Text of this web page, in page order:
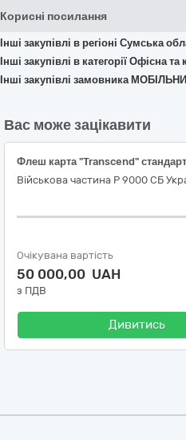
Корисні посилання
Інші закупівлі в регіоні Сумська
Інші закупівлі в категорії Офісна
Інші закупівлі замовника
Вас може зацікавити
Військова частина Р 9000 СБ
Очікувана вартість
50 000,00 UAH
з ПДВ
Дивитись